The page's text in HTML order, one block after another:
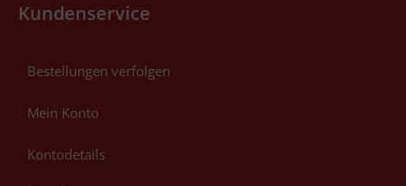
Kundenservice
Bestellungen verfolgen
Mein Konto
Kontodetails